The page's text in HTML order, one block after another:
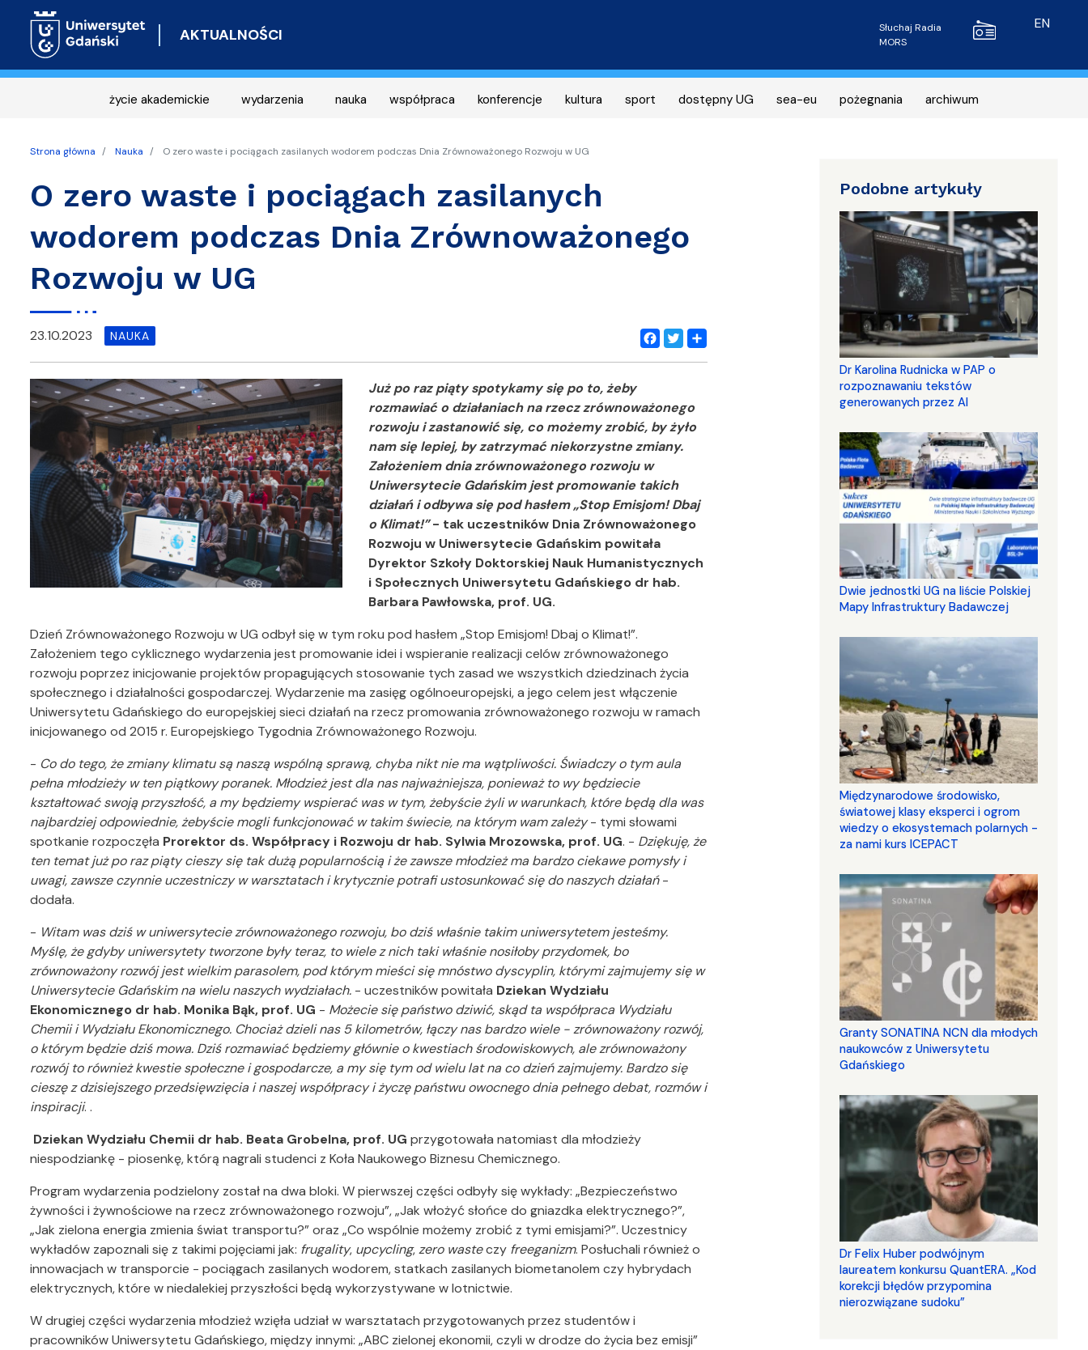
AKTUALNOŚCI Radio MORS
Słuchaj Radia
MORS
EN
życie akademickie wydarzenia nauka współpraca konferencje kultura sport dostępny UG sea-eu pożegnania archiwum
Strona główna Nauka O zero waste i pociągach zasilanych wodorem podczas Dnia Zrównoważonego Rozwoju w UG
O zero waste i pociągach zasilanych
wodorem podczas Dnia Zrównoważonego
Rozwoju w UG
Facebook
Twitter
Share
23.10.2023 NAUKA
Już po raz piąty spotykamy się po to, żeby
rozmawiać o działaniach na rzecz zrównoważonego
rozwoju i zastanowić się, co możemy zrobić, by żyło
nam się lepiej, by zatrzymać niekorzystne zmiany.
Założeniem dnia zrównoważonego rozwoju w
Uniwersytecie Gdańskim jest promowanie takich
działań i odbywa się pod hasłem „Stop Emisjom! Dbaj
o Klimat!”- tak uczestników Dnia Zrównoważonego
Rozwoju w Uniwersytecie Gdańskim powitała
Dyrektor Szkoły Doktorskiej Nauk Humanistycznych
i Społecznych Uniwersytetu Gdańskiego dr hab.
Barbara Pawłowska, prof. UG.
Dzień Zrównoważonego Rozwoju w UG odbył się w tym roku pod hasłem „Stop Emisjom! Dbaj o Klimat!”.
Założeniem tego cyklicznego wydarzenia jest promowanie idei i wspieranie realizacji celów zrównoważonego
rozwoju poprzez inicjowanie projektów propagujących stosowanie tych zasad we wszystkich dziedzinach życia
społecznego i działalności gospodarczej. Wydarzenie ma zasięg ogólnoeuropejski, a jego celem jest włączenie
Uniwersytetu Gdańskiego do europejskiej sieci działań na rzecz promowania zrównoważonego rozwoju w ramach
inicjowanego od 2015 r. Europejskiego Tygodnia Zrównoważonego Rozwoju.
- Co do tego, że zmiany klimatu są naszą wspólną sprawą, chyba nikt nie ma wątpliwości. Świadczy o tym aula
pełna młodzieży w ten piątkowy poranek. Młodzież jest dla nas najważniejsza, ponieważ to wy będziecie
kształtować swoją przyszłość, a my będziemy wspierać was w tym, żebyście żyli w warunkach, które będą dla was
najbardziej odpowiednie, żebyście mogli funkcjonować w takim świecie, na którym wam zależy- tymi słowami
spotkanie rozpoczęła Prorektor ds. Współpracy i Rozwoju dr hab. Sylwia Mrozowska, prof. UG. - Dziękuję, że
ten temat już po raz piąty cieszy się tak dużą popularnością i że zawsze młodzież ma bardzo ciekawe pomysły i
uwagi, zawsze czynnie uczestniczy w warsztatach i krytycznie potrafi ustosunkować się do naszych działań-
dodała.
- Witam was dziś w uniwersytecie zrównoważonego rozwoju, bo dziś właśnie takim uniwersytetem jesteśmy.
Myślę, że gdyby uniwersytety tworzone były teraz, to wiele z nich taki właśnie nosiłoby przydomek, bo
zrównoważony rozwój jest wielkim parasolem, pod którym mieści się mnóstwo dyscyplin, którymi zajmujemy się w
Uniwersytecie Gdańskim na wielu naszych wydziałach. - uczestników powitała Dziekan Wydziału
Ekonomicznego dr hab. Monika Bąk, prof. UG - Możecie się państwo dziwić, skąd ta współpraca Wydziału
Chemii i Wydziału Ekonomicznego. Chociaż dzieli nas 5 kilometrów, łączy nas bardzo wiele - zrównoważony rozwój,
o którym będzie dziś mowa. Dziś rozmawiać będziemy głównie o kwestiach środowiskowych, ale zrównoważony
rozwój to również kwestie społeczne i gospodarcze, a my się tym od wielu lat na co dzień zajmujemy. Bardzo się
cieszę z dzisiejszego przedsięwzięcia i naszej współpracy i życzę państwu owocnego dnia pełnego debat, rozmów i
inspiracji. .
Dziekan Wydziału Chemii dr hab. Beata Grobelna, prof. UG przygotowała natomiast dla młodzieży
niespodziankę - piosenkę, którą nagrali studenci z Koła Naukowego Biznesu Chemicznego.
Program wydarzenia podzielony został na dwa bloki. W pierwszej części odbyły się wykłady: „Bezpieczeństwo
żywności i żywnościowe na rzecz zrównoważonego rozwoju”, „Jak włożyć słońce do gniazdka elektrycznego?”,
„Jak zielona energia zmienia świat transportu?” oraz „Co wspólnie możemy zrobić z tymi emisjami?”. Uczestnicy
wykładów zapoznali się z takimi pojęciami jak: frugality, upcycling,zero wasteczy freeganizm. Posłuchali również o
innowacjach w transporcie - pociągach zasilanych wodorem, statkach zasilanych biometanolem czy hybrydach
elektrycznych, które w niedalekiej przyszłości będą wykorzystywane w lotnictwie.
W drugiej części wydarzenia młodzież wzięła udział w warsztatach przygotowanych przez studentów i
pracowników Uniwersytetu Gdańskiego, między innymi: „ABC zielonej ekonomii, czyli w drodze do życia bez emisji”
Podobne artykuły
Dr Karolina Rudnicka w PAP o
rozpoznawaniu tekstów
generowanych przez AI
Dwie jednostki UG na liście Polskiej
Mapy Infrastruktury Badawczej
Międzynarodowe środowisko,
światowej klasy eksperci i ogrom
wiedzy o ekosystemach polarnych -
za nami kurs ICEPACT
Granty SONATINA NCN dla młodych
naukowców z Uniwersytetu
Gdańskiego
Dr Felix Huber podwójnym
laureatem konkursu QuantERA. „Kod
korekcji błędów przypomina
nierozwiązane sudoku”